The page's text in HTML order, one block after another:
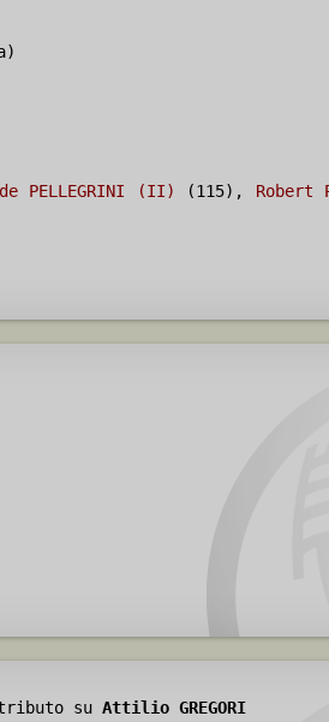
PELLEGRINI (II) (115), Robert
su Attilio GREGORI